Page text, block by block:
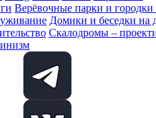
Верёвочные парки и городки
Домики и беседки на
Скалодромы –